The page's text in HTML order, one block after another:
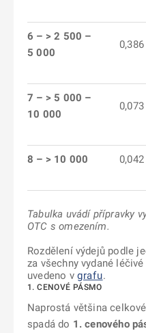
6 – > 2 500 –
5 000
0,386
7 – > 5 000 –
10 000
0,073
8 – > 10 000 0,042
Tabulka uvádí přípravky
OTC s omezením.
Rozdělení výdejů podle
za všechny vydané
uvedeno v grafu.
1. CENOVÉ PÁSMO
Naprostá většina
spadá do 1. cenového